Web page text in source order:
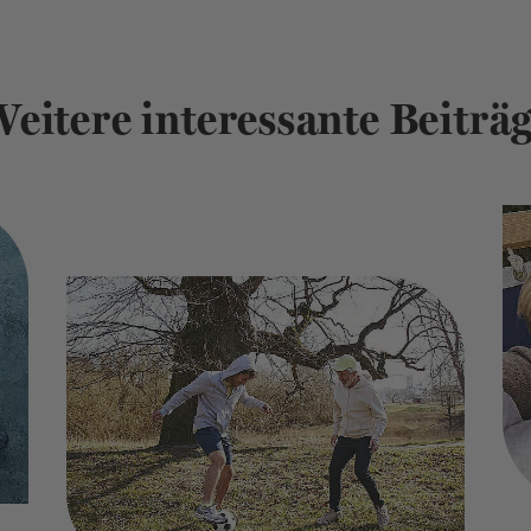
interessante